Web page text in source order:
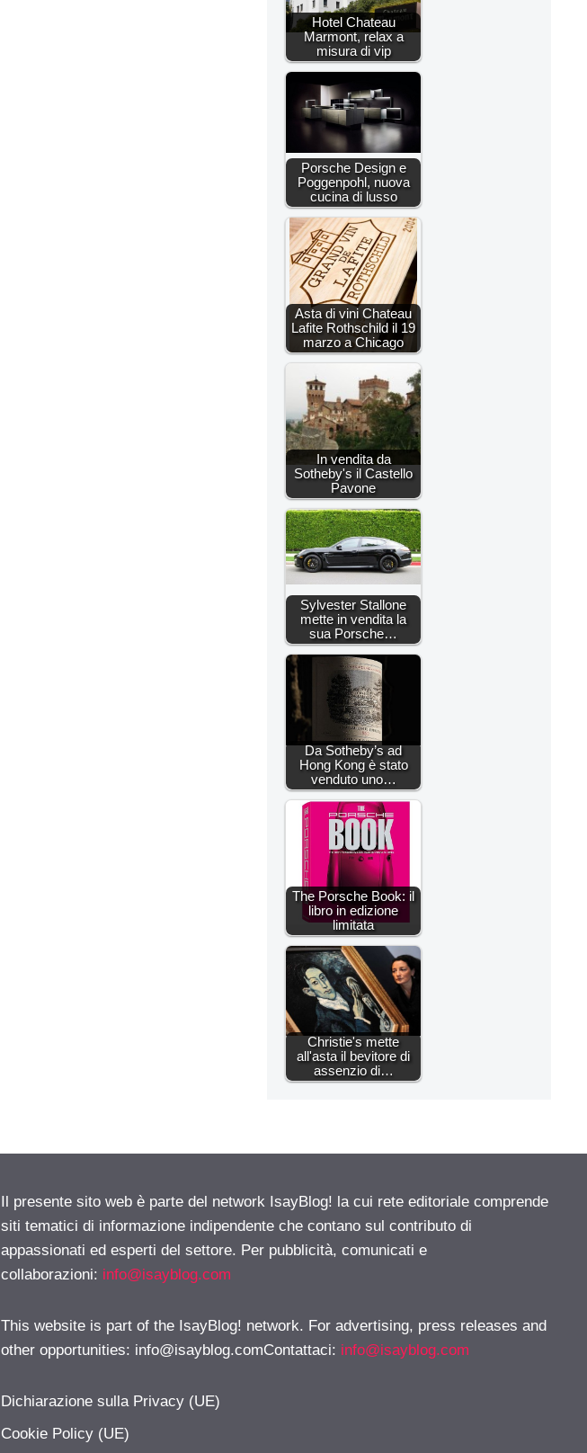
Hotel Chateau
Marmont, relax a
misura di vip
Porsche Design e
Poggenpohl, nuova
cucina di lusso
Asta di vini Chateau
Lafite Rothschild il 19
marzo a Chicago
In vendita da
Sotheby's il Castello
Pavone
Sylvester Stallone
mette in vendita la
sua Porsche…
Da Sotheby’s ad
Hong Kong è stato
venduto uno…
The Porsche Book: il
libro in edizione
limitata
Christie's mette
all'asta il bevitore di
assenzio di…
Il presente sito web è parte del network IsayBlog! la cui rete editoriale comprende
siti tematici di informazione indipendente che contano sul contributo di
appassionati ed esperti del settore. Per pubblicità, comunicati e
collaborazioni: info@isayblog.com
This website is part of the IsayBlog! network. For advertising, press releases and
other opportunities: info@isayblog.comContattaci: info@isayblog.com
Dichiarazione sulla Privacy (UE)
Cookie Policy (UE)